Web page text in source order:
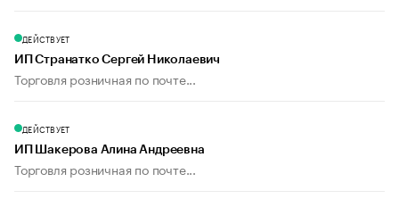
ДЕЙСТВУЕТ
ИП Странатко Сергей Николаевич
Торговля розничная по почте...
ДЕЙСТВУЕТ
ИП Шакерова Алина Андреевна
Торговля розничная по почте...